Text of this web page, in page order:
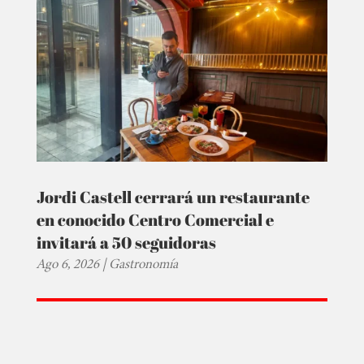
Jordi Castell cerrará un restaurante
en conocido Centro Comercial e
invitará a 50 seguidoras
Ago 6, 2026|Gastronomía